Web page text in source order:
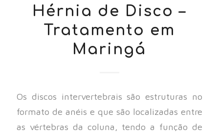
Hérnia de Disco –
Tratamento em
Maringá
Os discos intervertebrais são estruturas no
formato de anéis e que são localizadas entre
as vértebras da coluna, tendo a função de